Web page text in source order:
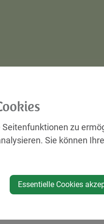
07477/42111 oder
Gründen nicht geführt
zu
Sie können Ihre
Essentielle Cookies